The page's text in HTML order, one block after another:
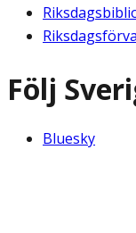
Följ
Bluesky